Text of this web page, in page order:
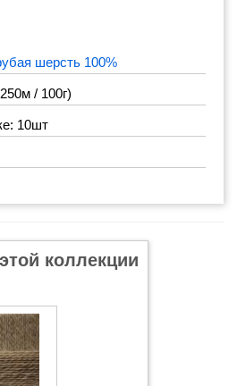
шерсть 100%
/ 100г)
10шт
коллекции